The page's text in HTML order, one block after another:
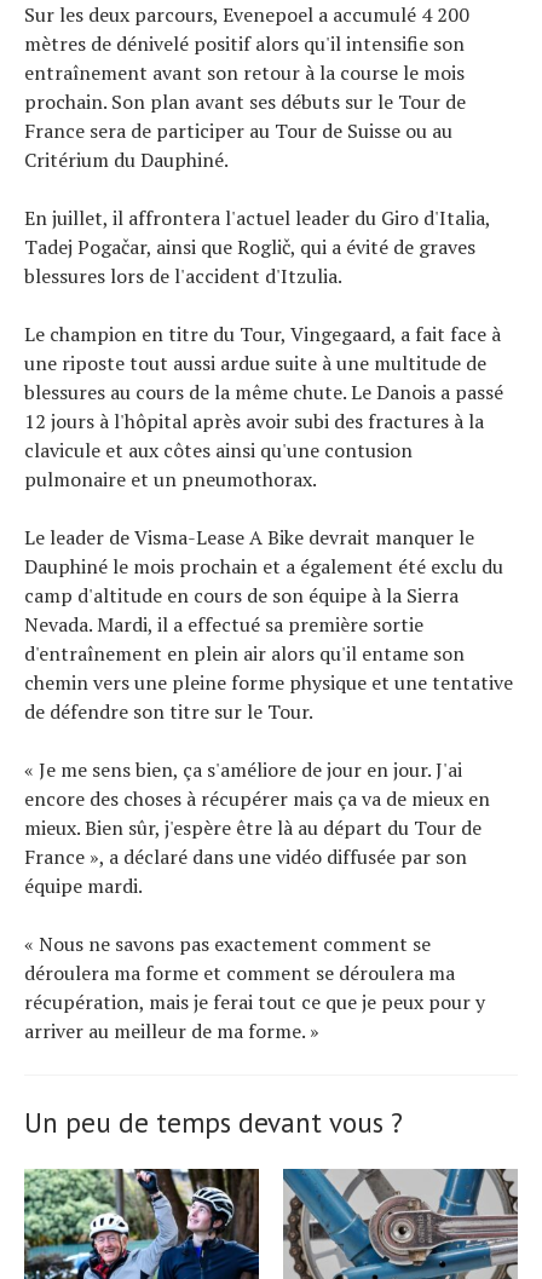
Sur les deux parcours, Evenepoel a accumulé 4 200
mètres de dénivelé positif alors qu'il intensifie son
entraînement avant son retour à la course le mois
prochain. Son plan avant ses débuts sur le Tour de
France sera de participer au Tour de Suisse ou au
Critérium du Dauphiné.
En juillet, il affrontera l'actuel leader du Giro d'Italia,
Tadej Pogačar, ainsi que Roglič, qui a évité de graves
blessures lors de l'accident d'Itzulia.
Le champion en titre du Tour, Vingegaard, a fait face à
une riposte tout aussi ardue suite à une multitude de
blessures au cours de la même chute. Le Danois a passé
12 jours à l'hôpital après avoir subi des fractures à la
clavicule et aux côtes ainsi qu'une contusion
pulmonaire et un pneumothorax.
Le leader de Visma-Lease A Bike devrait manquer le
Dauphiné le mois prochain et a également été exclu du
camp d'altitude en cours de son équipe à la Sierra
Nevada. Mardi, il a effectué sa première sortie
d'entraînement en plein air alors qu'il entame son
chemin vers une pleine forme physique et une tentative
de défendre son titre sur le Tour.
« Je me sens bien, ça s'améliore de jour en jour. J'ai
encore des choses à récupérer mais ça va de mieux en
mieux. Bien sûr, j'espère être là au départ du Tour de
France », a déclaré dans une vidéo diffusée par son
équipe mardi.
« Nous ne savons pas exactement comment se
déroulera ma forme et comment se déroulera ma
récupération, mais je ferai tout ce que je peux pour y
arriver au meilleur de ma forme. »
Un peu de temps devant vous ?